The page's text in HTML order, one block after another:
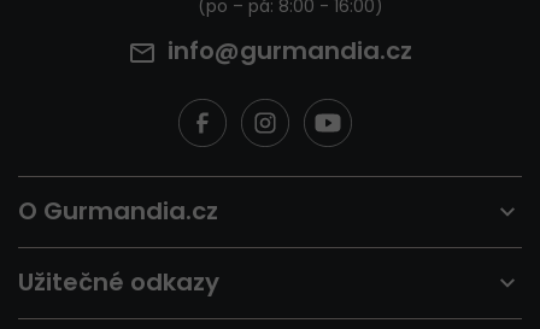
info@gurmandia.cz
O Gurmandia.cz
Užitečné odkazy